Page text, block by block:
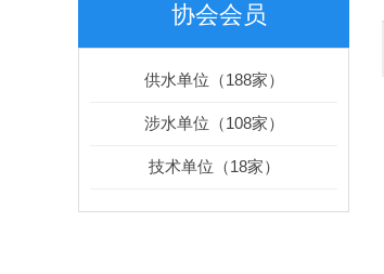
协会会员
供水单位（188家）
涉水单位（108家）
技术单位（18家）